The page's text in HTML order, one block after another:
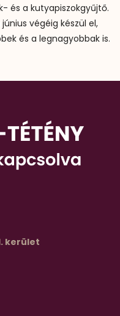
és a kutyapiszokgyűjtő.
végéig készül el,
és a legnagyobbak is.
kerület